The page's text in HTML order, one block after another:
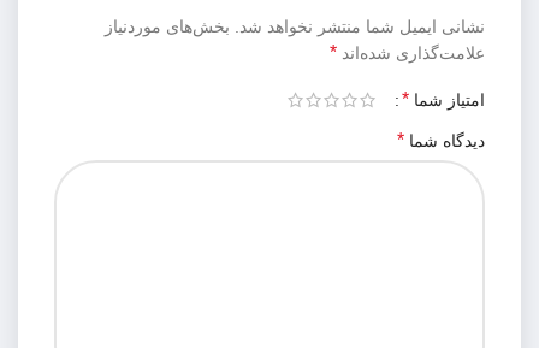
نشانی ایمیل شما منتشر نخواهد شد. بخش‌های موردنیاز
علامت‌گذاری شده‌اند *
امتیاز شما *
دیدگاه شما *